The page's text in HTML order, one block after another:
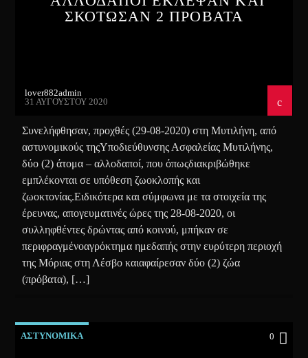
ΣΚΟΤΩΣΑΝ 2 ΠΡΟΒΑΤΑ
lover882admin
31 ΑΥΓΟΎΣΤΟΥ 2020
Συνελήφθησαν, προχθές (29-08-2020) στη Μυτιλήνη, από
αστυνομικούς τηςΥποδιεύθυνσης Ασφαλείας Μυτιλήνης,
δύο (2) άτομα – αλλοδαποί, που όπωςδιακριβώθηκε
εμπλέκονται σε υπόθεση ζωοκλοπής και
ζωοκτονίας.Ειδικότερα και σύμφωνα με τα στοιχεία της
έρευνας, απογευματινές ώρες της 28-08-2020, οι
συλληφθέντες δρώντας από κοινού, μπήκαν σε
περιφραγμένοαγρόκτημα ημεδαπής στην ευρύτερη περιοχή
της Μόριας στη Λέσβο καιαφαίρεσαν δύο (2) ζώα
(πρόβατα), […]
ΑΣΤΥΝΟΜΙΚΑ 0